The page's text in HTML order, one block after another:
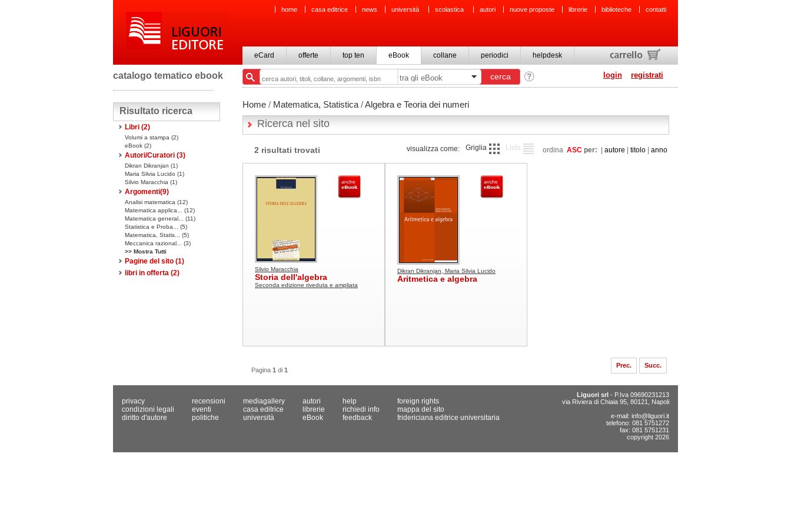
home casa editrice news università scolastica autori nuove proposte librerie biblioteche contatti
eCard offerte top ten eBook collane periodici helpdesk
login registrati
catalogo tematico ebook
Risultato ricerca
Libri (2)
Volumi a stampa (2)
eBook (2)
Autori/Curatori (3)
Dikran Dikranjan (1)
Maria Silvia Lucido (1)
Silvio Maracchia (1)
Argomenti(9)
Analisi matematica (12)
Matematica applica... (12)
Matematica general... (11)
Statistica e Proba... (5)
Matematica, Statis... (5)
Meccanica razional... (3)
>> Mostra Tutti
Pagine del sito (1)
libri in offerta (2)
Home / Matematica, Statistica /Algebra e Teoria dei numeri
Ricerca nel sito
2 risultati trovati visualizza come: Griglia Lista ordina ASC per: autore titolo anno
Silvio Maracchia
Storia dell'algebra
Seconda edizione riveduta e ampliata
Dikran Dikranjan, Maria Silvia Lucido
Aritmetica e algebra
Pagina 1 di 1
Prec. Succ.
privacy
condizioni legali
diritto d'autore
recensioni
eventi
politiche
mediagallery
casa editrice
università
autori
librerie
eBook
help
richiedi info
feedback
foreign rights
mappa del sito
fridericiana editrice universitaria
Liguori srl - P.Iva 09690231213
via Riviera di Chiaia 95, 80121, Napoli
e-mail: info@liguori.it
telefono: 081 5751272
fax: 081 5751231
copyright 2026